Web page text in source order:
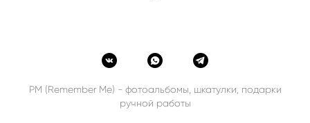
РМ (Remember Me) - фотоальбомы, шкатулки, подарки
ручной работы